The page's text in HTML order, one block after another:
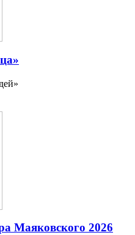
Маяковского 2026